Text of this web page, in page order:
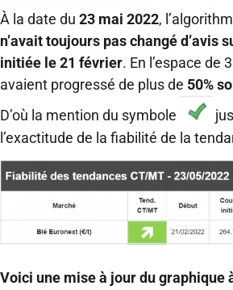
À la date du 23 mai 2022,
n’avait toujours pas changé d’avis
initiée le 21 février. En l’espace de
avaient progressé de plus de 50%
D’où la mention du symbole
l’exactitude de la fiabilité de la
Voici une mise à jour du graphique